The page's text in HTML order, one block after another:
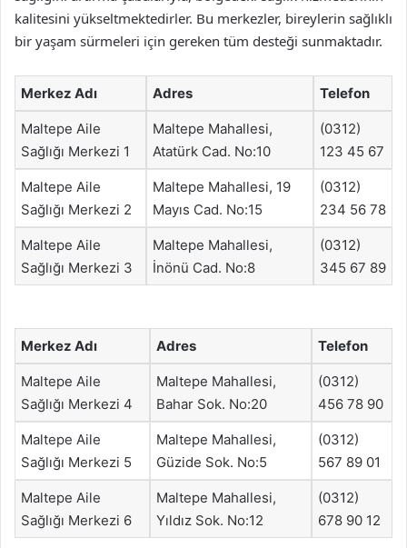
kalitesini yükseltmektedirler. Bu merkezler, bireylerin sağlıklı
bir yaşam sürmeleri için gereken tüm desteği sunmaktadır.
Merkez Adı Adres Telefon
Maltepe Aile
Sağlığı Merkezi 1
Maltepe Mahallesi,
Atatürk Cad. No:10
(0312)
123 45 67
Maltepe Aile
Sağlığı Merkezi 2
Maltepe Mahallesi, 19
Mayıs Cad. No:15
(0312)
234 56 78
Maltepe Aile
Sağlığı Merkezi 3
Maltepe Mahallesi,
İnönü Cad. No:8
(0312)
345 67 89
Merkez Adı Adres Telefon
Maltepe Aile
Sağlığı Merkezi 4
Maltepe Mahallesi,
Bahar Sok. No:20
(0312)
456 78 90
Maltepe Aile
Sağlığı Merkezi 5
Maltepe Mahallesi,
Güzide Sok. No:5
(0312)
567 89 01
Maltepe Aile
Sağlığı Merkezi 6
Maltepe Mahallesi,
Yıldız Sok. No:12
(0312)
678 90 12